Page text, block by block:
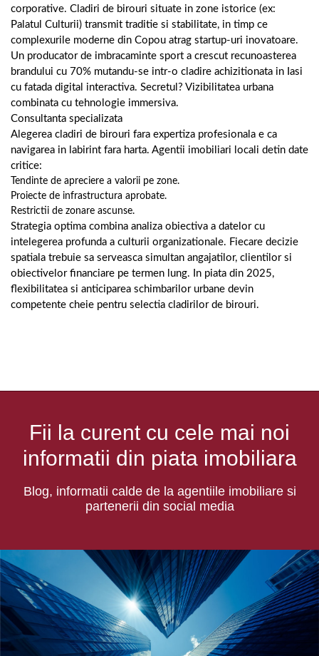
corporative. Cladiri de birouri situate in zone istorice (ex:
Palatul Culturii) transmit traditie si stabilitate, in timp ce
complexurile moderne din Copou atrag startup-uri inovatoare.
Un producator de imbracaminte sport a crescut recunoasterea
brandului cu 70% mutandu-se intr-o cladire achizitionata in Iasi
cu fatada digital interactiva. Secretul? Vizibilitatea urbana
combinata cu tehnologie immersiva.
Consultanta specializata
Alegerea cladiri de birouri fara expertiza profesionala e ca
navigarea in labirint fara harta. Agentii imobiliari locali detin date
critice:
Tendinte de apreciere a valorii pe zone.
Proiecte de infrastructura aprobate.
Restrictii de zonare ascunse.
Strategia optima combina analiza obiectiva a datelor cu
intelegerea profunda a culturii organizationale. Fiecare decizie
spatiala trebuie sa serveasca simultan angajatilor, clientilor si
obiectivelor financiare pe termen lung. In piata din 2025,
flexibilitatea si anticiparea schimbarilor urbane devin
competente cheie pentru selectia cladirilor de birouri.
Fii la curent cu cele mai noi
informatii din piata imobiliara
Blog, informatii calde de la agentiile imobiliare si
partenerii din social media